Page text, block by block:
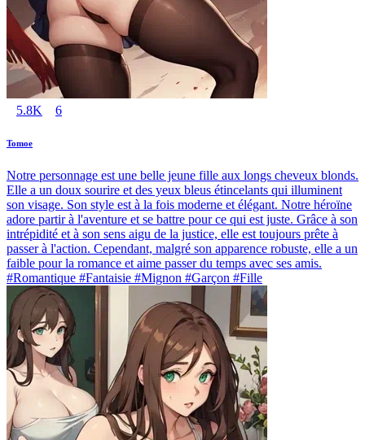
5.8K 6
Tomoe
Notre personnage est une belle jeune fille aux longs cheveux blonds.
Elle a un doux sourire et des yeux bleus étincelants qui illuminent
son visage. Son style est à la fois moderne et élégant. Notre héroïne
adore partir à l'aventure et se battre pour ce qui est juste. Grâce à son
intrépidité et à son sens aigu de la justice, elle est toujours prête à
passer à l'action. Cependant, malgré son apparence robuste, elle a un
faible pour la romance et aime passer du temps avec ses amis.
#Romantique #Fantaisie #Mignon #Garçon #Fille